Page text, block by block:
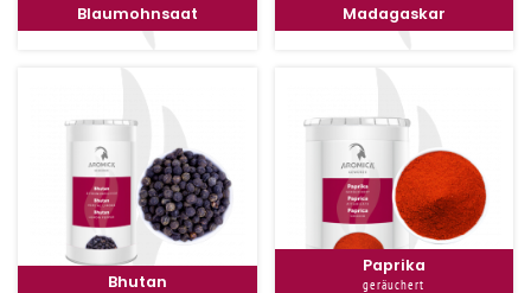
Blaumohnsaat Madagaskar
Bhutan
Paprika
geräuchert